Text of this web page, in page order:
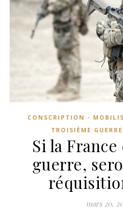
CONSCRIPTION -
TROISIÈME
Si la
guerre,
mars 20,